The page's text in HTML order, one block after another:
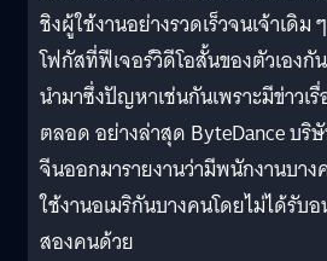
ชิงผู้ใช้งานอย่างรวดเร็วจนเจ้าเดิ
โฟกัสที่ฟีเจอร์วิดีโอสั้นของตัวเอง
นำมาซึ่งปัญหาเช่นกันเพราะมีข่าวเ
ตลอด อย่างล่าสุด ByteDance บริ
จีนออกมารายงานว่ามีพนักงานบา
ใช้งานอเมริกันบางคนโดยไม่ได้รั
สองคนด้วย